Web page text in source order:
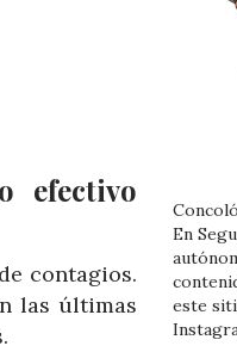
efectivo
contagios.
las últimas
En
este